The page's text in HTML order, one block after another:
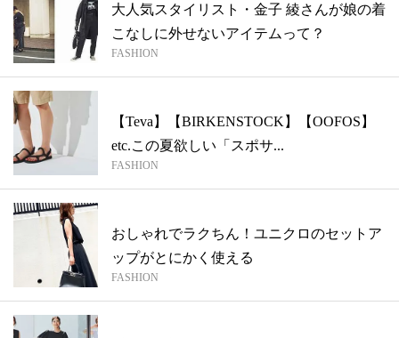
大人気スタイリスト・金子 綾さんが娘の着
こなしに外せないアイテムって？
FASHION
【Teva】【BIRKENSTOCK】【OOFOS】
etc.この夏欲しい「スポサ...
FASHION
おしゃれでラクちん！ユニクロのセットア
ップがとにかく使える
FASHION